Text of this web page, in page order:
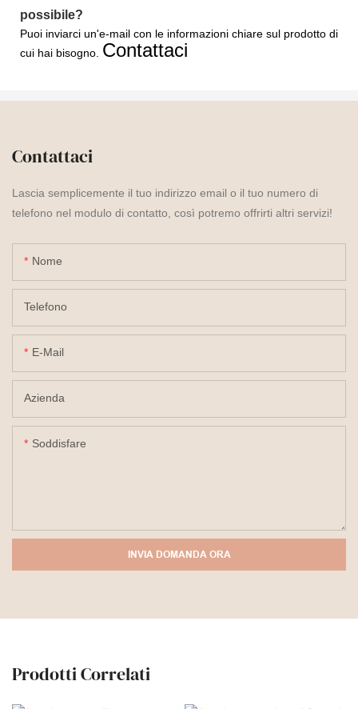
possibile?
Puoi inviarci un'e-mail con le informazioni chiare sul prodotto di
cui hai bisogno. Contattaci
Contattaci
Lascia semplicemente il tuo indirizzo email o il tuo numero di
telefono nel modulo di contatto, così potremo offrirti altri servizi!
Nome
Telefono
E-Mail
Azienda
Soddisfare
INVIA DOMANDA ORA
Prodotti Correlati